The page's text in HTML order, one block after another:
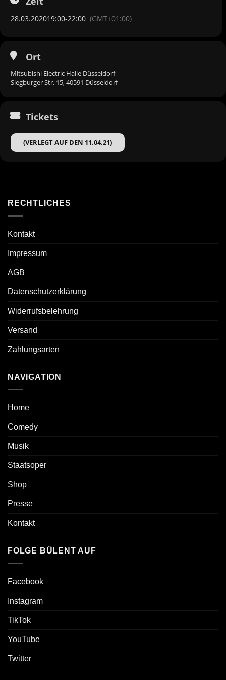
28.03.202019:00-22:00 (GMT+01:00)
Ort
Mitsubishi Electric Halle Düsseldorf
Siegburger Str. 15, 40591 Düsseldorf
Tickets
(VERLEGT AUF DEN 11.04.21)
RECHTLICHES
Kontakt
Impressum
AGB
Datenschutzerklärung
Widerrufsbelehrung
Versand
Zahlungsarten
NAVIGATION
Home
Comedy
Musik
Staatsoper
Shop
Presse
Kontakt
FOLGE BÜLENT AUF
Facebook
Instagram
TikTok
YouTube
Twitter